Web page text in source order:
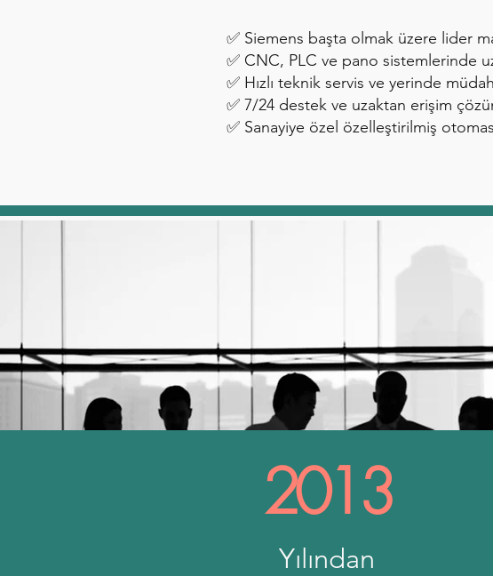
✅ Siemens başta olmak üzere lider
✅ CNC, PLC ve pano sistemlerinde
✅ Hızlı teknik servis ve yerinde
✅ 7/24 destek ve uzaktan erişim
✅ Sanayiye özel özelleştirilmiş
2013
Yılından